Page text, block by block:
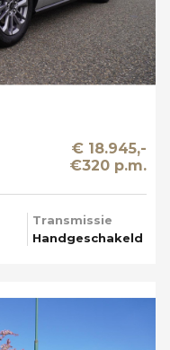
€ 18.945,-
€320 p.m.
Transmissie
Handgeschakeld